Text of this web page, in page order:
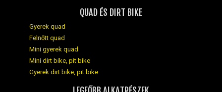
QUAD ÉS DIRT BIKE
Gyerek quad
Felnőtt quad
Mini gyerek quad
Mini dirt bike, pit bike
Gyerek dirt bike, pit bike